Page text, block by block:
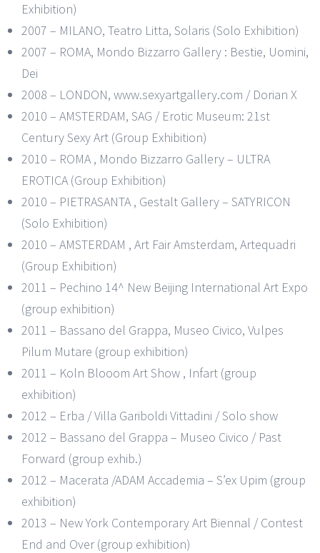
Exhibition)
2007 – MILANO, Teatro Litta, Solaris (Solo Exhibition)
2007 – ROMA, Mondo Bizzarro Gallery : Bestie, Uomini,
Dei
2008 – LONDON, www.sexyartgallery.com / Dorian X
2010 – AMSTERDAM, SAG / Erotic Museum: 21st
Century Sexy Art (Group Exhibition)
2010 – ROMA , Mondo Bizzarro Gallery – ULTRA
EROTICA (Group Exhibition)
2010 – PIETRASANTA , Gestalt Gallery – SATYRICON
(Solo Exhibition)
2010 – AMSTERDAM , Art Fair Amsterdam, Artequadri
(Group Exhibition)
2011 – Pechino 14^ New Beijing International Art Expo
(group exhibition)
2011 – Bassano del Grappa, Museo Civico, Vulpes
Pilum Mutare (group exhibition)
2011 – Koln Blooom Art Show , Infart (group
exhibition)
2012 – Erba / Villa Gariboldi Vittadini / Solo show
2012 – Bassano del Grappa – Museo Civico / Past
Forward (group exhib.)
2012 – Macerata /ADAM Accademia – S’ex Upim (group
exhibition)
2013 – New York Contemporary Art Biennal / Contest
End and Over (group exhibition)